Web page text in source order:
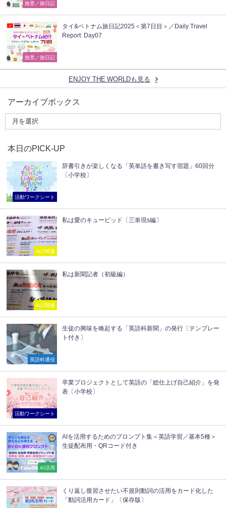
旅景／旅日記
旅景／旅日記
タイ&ベトナム旅日記2025＜第7日目＞／Daily Travel
Report: Day07
ENJOY THE WORLDも見る
アーカイブボックス
本日のPICK-UP
活動ワークシート
辞書引きが楽しくなる「英単語を書き写す宿題」60回分
〔小学校〕
ALT関連
私は愛のキューピッド〔三単現s編〕
ALT関連
私は新聞記者（初級編）
英語科通信
生徒の興味を喚起する「英語科新聞」の発行〔テンプレー
ト付き〕
活動ワークシート
卒業プロジェクトとして英語の「総仕上げ自己紹介」を発
表〔小学校〕
AI活用
AIを活用するためのプロンプト集＜英語学習／基本5種＞
生徒配布用・QRコード付き
くり返し復習させたい不規則動詞の活用をカード化した
「動詞活用カード」〔保存版〕